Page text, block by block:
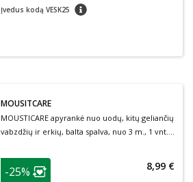
Įvedus kodą VESK25 patarimas
MOUSITCARE
MOUSTICARE apyrankė nuo uodų, kitų geliančių
vabzdžių ir erkių, balta spalva, nuo 3 m., 1 vnt.,
patarimas
Lojalumo klubo narių nuolaida
-25% 8,99 €